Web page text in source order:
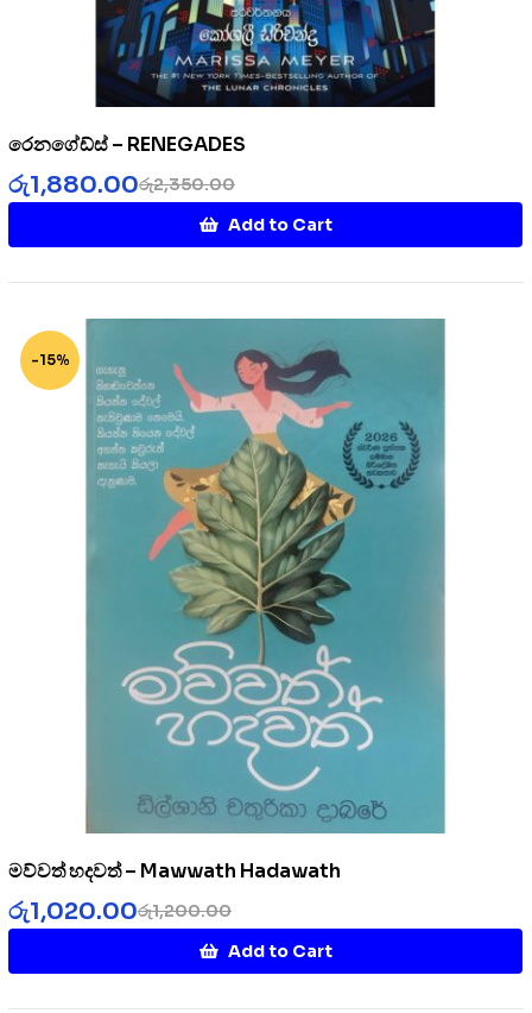
රෙනගේඩ්ස් – RENEGADES
රු2,350.00
රු1,880.00
Add to Cart
-15%
මව්වත් හදවත් – Mawwath Hadawath
රු1,200.00
රු1,020.00
Add to Cart